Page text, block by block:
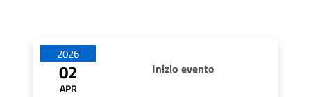
Date di apertura
2026
02
APR
Inizio evento